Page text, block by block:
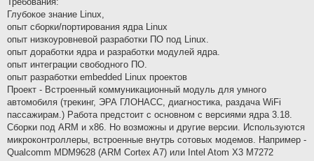
Глубокое знание Linux,
опыт сборки/портирования ядра Linux
опыт низкоуровневой разработки ПО под Linux.
опыт доработки ядра и разработки модулей ядра.
опыт интеграции свободного ПО.
опыт разработки embedded Linux проектов
Проект - Встроенный коммуникационный модуль для умного
автомобиля (трекинг, ЭРА ГЛОНАСС, диагностика, раздача WiFi
пассажирам.) Работа предстоит с основном с версиями ядра 3.18.
Сборки под ARM и х86. Но возможны и другие версии. Используются
микроконтроллеры, встроенные внутрь сотовых модемов. Например -
Qualcomm MDM9628 (ARM Cortex A7) или Intel Atom X3 M7272